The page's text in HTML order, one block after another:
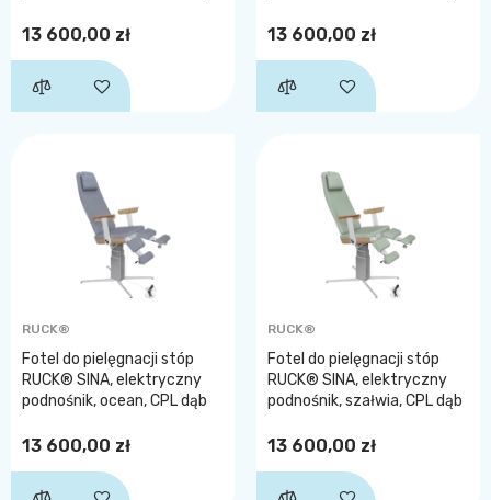
13 600,00 zł 13 600,00 zł
RUCK®
Fotel do pielęgnacji stóp
RUCK® SINA, elektryczny
podnośnik, ocean, CPL dąb
13 600,00 zł
RUCK®
Fotel do pielęgnacji stóp
RUCK® SINA, elektryczny
podnośnik, szałwia, CPL dąb
13 600,00 zł